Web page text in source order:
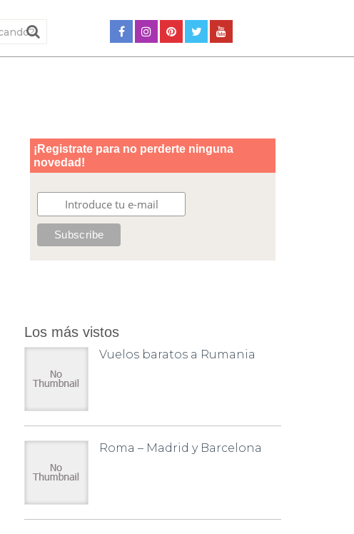
Los más vistos
Vuelos baratos a Rumania
Roma – Madrid y Barcelona